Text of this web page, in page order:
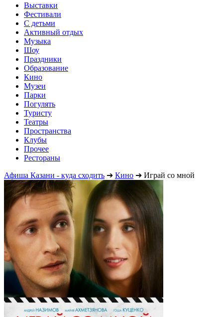
Выставки
Фестивали
С детьми
Активный отдых
Музыка
Шоу
Праздники
Образование
Кино
Музеи
Парки
Погулять
Туристу
Театры
Пространства
Клубы
Прочее
Рестораны
Афиша Казани - куда сходить ➔ Кино ➔ Играй со мной